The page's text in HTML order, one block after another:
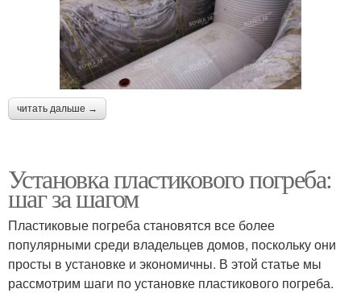
читать дальше →
Установка пластикового погреба:
шаг за шагом
Пластиковые погреба становятся все более
популярными среди владельцев домов, поскольку они
просты в установке и экономичны. В этой статье мы
рассмотрим шаги по установке пластикового погреба.